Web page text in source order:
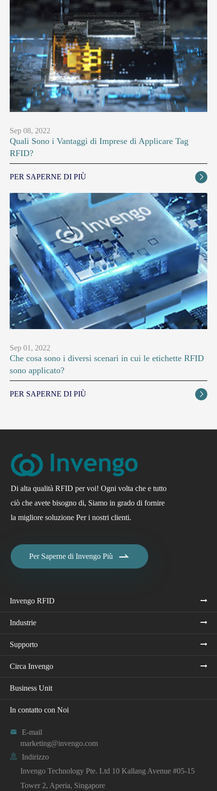
Sep 08, 2022
Quali Sono i Vantaggi di Imprese di Applicare Tag
RFID?
PER SAPERNE DI PIÙ 
Sep 01, 2022
Che cosa sono i diversi scenari in cui le etichette RFID
sono applicato?
PER SAPERNE DI PIÙ 
Di alta qualità RFID per voi! Ogni volta che e tutto
ciò che avete bisogno di, Siamo in grado di fornire
la migliore soluzione Per i nostri clienti.
Per Saperne di Invengo Più 
Invengo RFID
Industrie
Supporto
Circa Invengo
Business Unit
In contatto con Noi

E-mail
marketing@invengo.com

Indirizzo
Invengo Technology Pte. Ltd 10 Kallang Avenue #05-15
Tower 2, Aperia, Singapore